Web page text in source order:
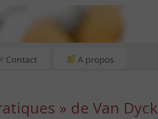
Contact A propos
» de Van Dyck